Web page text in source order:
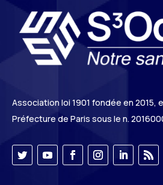
Association loi 1901 fondée en 2015,
Préfecture de Paris sous le n.